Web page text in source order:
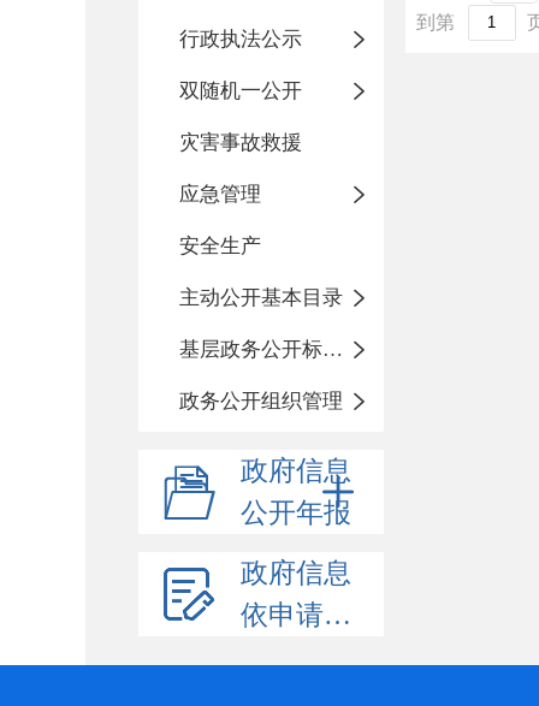
行政执法公示
双随机一公开
灾害事故救援
应急管理
安全生产
主动公开基本目录
基层政务公开标准化规范化
政务公开组织管理
政府信息
公开年报
政府信息
依申请公开
到第